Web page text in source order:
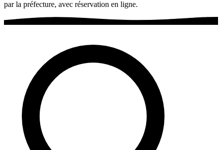
par la préfecture, avec réservation en ligne.